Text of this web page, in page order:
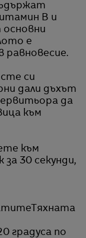
В и
е
равновесие.
си
дали дъхът
да
към
към
30 секунди,
Тяхната
градуса по